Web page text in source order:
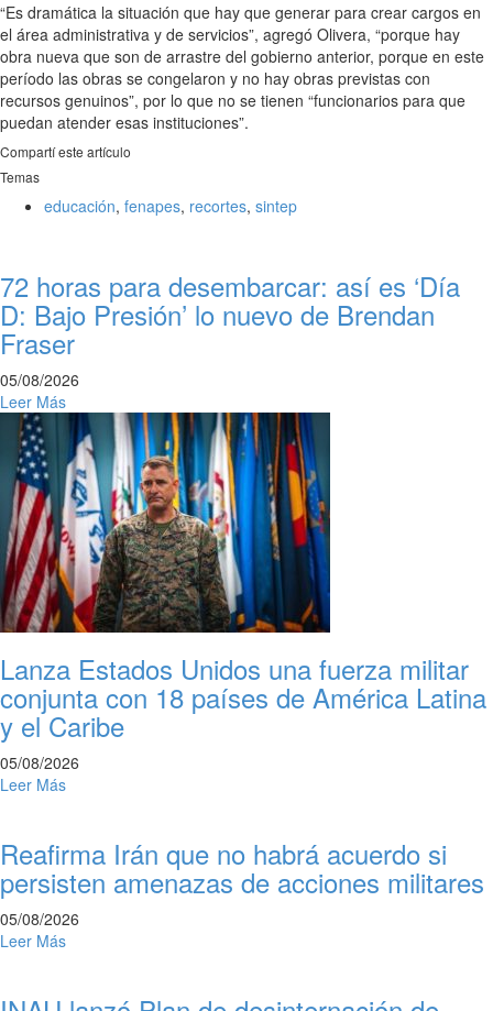
“Es dramática la situación que hay que generar para crear cargos en
el área administrativa y de servicios”, agregó Olivera, “porque hay
obra nueva que son de arrastre del gobierno anterior, porque en este
período las obras se congelaron y no hay obras previstas con
recursos genuinos”, por lo que no se tienen “funcionarios para que
puedan atender esas instituciones”.
Compartí este artículo
Temas
educación, fenapes, recortes, sintep
72 horas para desembarcar: así es ‘Día
D: Bajo Presión’ lo nuevo de Brendan
Fraser
05/08/2026
Leer Más
Lanza Estados Unidos una fuerza militar
conjunta con 18 países de América Latina
y el Caribe
05/08/2026
Leer Más
Reafirma Irán que no habrá acuerdo si
persisten amenazas de acciones militares
05/08/2026
Leer Más